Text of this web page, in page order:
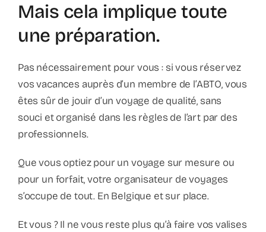
ABC Van De Toeristische Terminologie
Français
Nederlands
Mais cela implique toute
une préparation.
Pas nécessairement pour vous : si vous réservez
vos vacances auprès d’un membre de l’ABTO, vous
êtes sûr de jouir d’un voyage de qualité, sans
souci et organisé dans les règles de l’art par des
professionnels.
Que vous optiez pour un voyage sur mesure ou
pour un forfait, votre organisateur de voyages
s’occupe de tout. En Belgique et sur place.
Et vous ? Il ne vous reste plus qu’à faire vos valises